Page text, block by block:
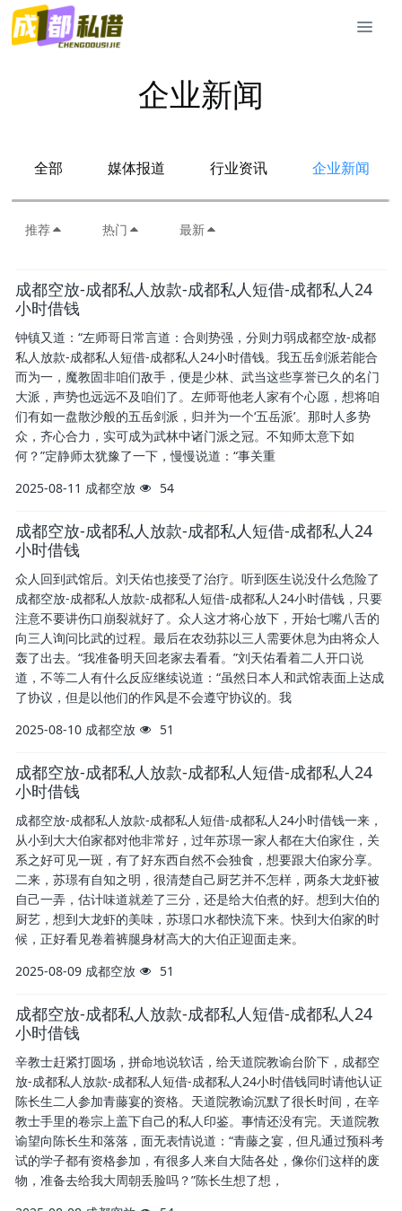
企业新闻
全部 媒体报道 行业资讯 企业新闻
推荐 热门 最新
成都空放-成都私人放款-成都私人短借-成都私人24
小时借钱
钟镇又道：“左师哥日常言道：合则势强，分则力弱成都空放-成都
私人放款-成都私人短借-成都私人24小时借钱。我五岳剑派若能合
而为一，魔教固非咱们敌手，便是少林、武当这些享誉已久的名门
大派，声势也远远不及咱们了。左师哥他老人家有个心愿，想将咱
们有如一盘散沙般的五岳剑派，归并为一个‘五岳派’。那时人多势
众，齐心合力，实可成为武林中诸门派之冠。不知师太意下如
何？”定静师太犹豫了一下，慢慢说道：“事关重
2025-08-11 成都空放 54
成都空放-成都私人放款-成都私人短借-成都私人24
小时借钱
众人回到武馆后。刘天佑也接受了治疗。听到医生说没什么危险了
成都空放-成都私人放款-成都私人短借-成都私人24小时借钱，只要
注意不要讲伤口崩裂就好了。众人这才将心放下，开始七嘴八舌的
向三人询问比武的过程。最后在农劲荪以三人需要休息为由将众人
轰了出去。“我准备明天回老家去看看。”刘天佑看着二人开口说
道，不等二人有什么反应继续说道：“虽然日本人和武馆表面上达成
了协议，但是以他们的作风是不会遵守协议的。我
2025-08-10 成都空放 51
成都空放-成都私人放款-成都私人短借-成都私人24
小时借钱
成都空放-成都私人放款-成都私人短借-成都私人24小时借钱一来，
从小到大大伯家都对他非常好，过年苏璟一家人都在大伯家住，关
系之好可见一斑，有了好东西自然不会独食，想要跟大伯家分享。
二来，苏璟有自知之明，很清楚自己厨艺并不怎样，两条大龙虾被
自己一弄，估计味道就差了三分，还是给大伯煮的好。想到大伯的
厨艺，想到大龙虾的美味，苏璟口水都快流下来。快到大伯家的时
候，正好看见卷着裤腿身材高大的大伯正迎面走来。
2025-08-09 成都空放 51
成都空放-成都私人放款-成都私人短借-成都私人24
小时借钱
辛教士赶紧打圆场，拼命地说软话，给天道院教谕台阶下，成都空
放-成都私人放款-成都私人短借-成都私人24小时借钱同时请他认证
陈长生二人参加青藤宴的资格。天道院教谕沉默了很长时间，在辛
教士手里的卷宗上盖下自己的私人印鉴。事情还没有完。天道院教
谕望向陈长生和落落，面无表情说道：“青藤之宴，但凡通过预科考
试的学子都有资格参加，有很多人来自大陆各处，像你们这样的废
物，准备去给我大周朝丢脸吗？”陈长生想了想，